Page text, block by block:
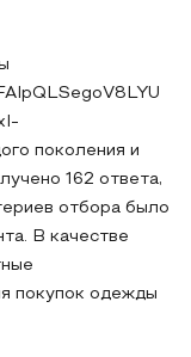
поколения и
162 ответа,
отбора было
В качестве
покупок одежды